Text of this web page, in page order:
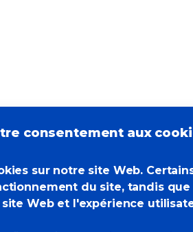
consentement aux
sur notre site Web.
du site, tandis
Web et l'expérience
– ISBN : 978-2-84833-247-5